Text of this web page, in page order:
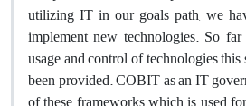
utilizing IT in our goals path, we
implement new technologies. So
usage and control of technologies
been provided. COBIT as an IT